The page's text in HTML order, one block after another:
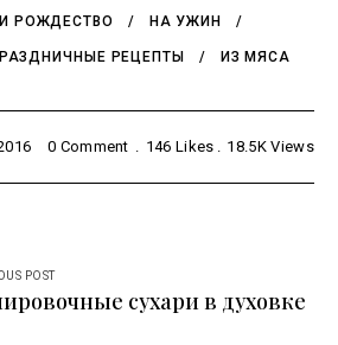
РОЖДЕСТВО НА УЖИН
РЕЦЕПТЫ ИЗ МЯСА
0 Comment 146 Likes 18.5K Views
POST
сухари в духовке